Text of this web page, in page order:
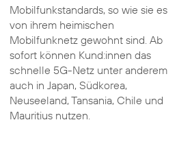
Mobilfunkstandards, so wie sie es
von ihrem heimischen
Mobilfunknetz gewohnt sind. Ab
sofort können Kund:innen das
schnelle 5G-Netz unter anderem
auch in Japan, Südkorea,
Neuseeland, Tansania, Chile und
Mauritius nutzen.